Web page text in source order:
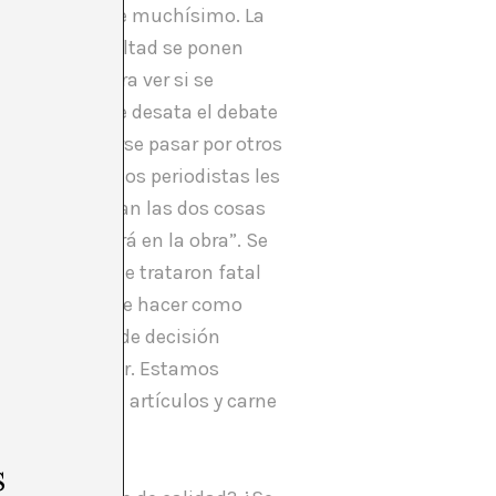
Aparece muchísimo. La
En la facultad se ponen
para ver si se
facultad y se desata el debate
lo de hacerse pasar por otros
A algunos periodistas les
se relacionan las dos cosas
ya se verá en la obra”. Se
y que le trataron fatal
qué no puede hacer como
(los límites de decisión
pena menor. Estamos
millones de artículos y carne